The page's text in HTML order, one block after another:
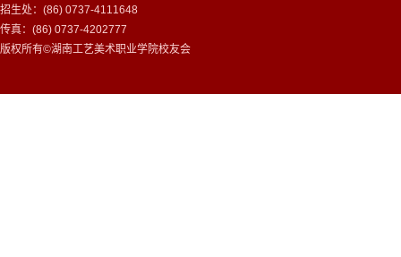
招生处：(86) 0737-4111648
传真：(86) 0737-4202777
版权所有©湖南工艺美术职业学院校友会